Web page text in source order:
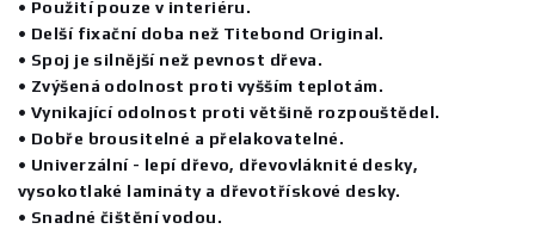
• Použití pouze v interiéru.
• Delší fixační doba než Titebond Original.
• Spoj je silnější než pevnost dřeva.
• Zvýšená odolnost proti vyšším teplotám.
• Vynikající odolnost proti většině rozpouštědel.
• Dobře brousitelné a přelakovatelné.
• Univerzální - lepí dřevo, dřevovláknité desky,
vysokotlaké lamináty a dřevotřískové desky.
• Snadné čištění vodou.